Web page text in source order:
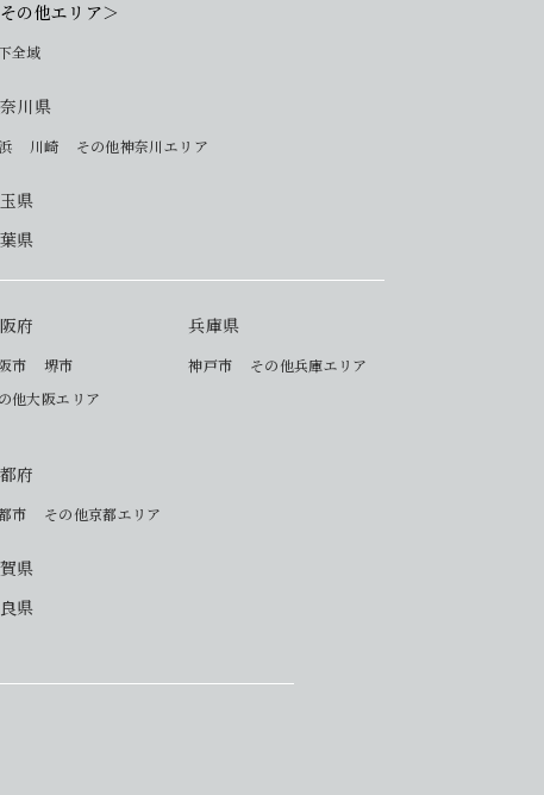
の他エリア＞
全域
川県
川崎 その他神奈川エリア
県
県
府
市
堺市
他大阪エリア
兵庫県
神戸市 その他兵庫エリア
府
市 その他京都エリア
県
県